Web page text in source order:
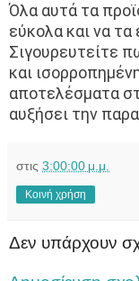
Όλα αυτά τα
εύκολα και να
Σιγουρευτείτε
και
αποτελέσματα
αυξήσει την
στις 3:00:00 μ.μ.
Κοινή χρήση
Δεν υπάρχουν